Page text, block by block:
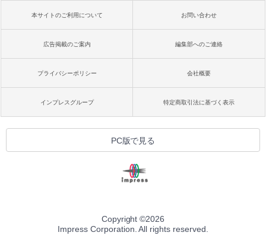
本サイトのご利用について お問い合わせ
広告掲載のご案内 編集部へのご連絡
プライバシーポリシー 会社概要
インプレスグループ 特定商取引法に基づく表示
PC版で見る
Copyright ©2026
Impress Corporation. All rights reserved.